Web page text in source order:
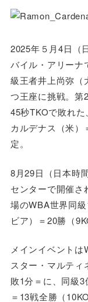
2025年５月4日（
バイル・アリーナ
級王者井上尚弥（
つ王座に挑戦。第
45秒TKOで敗れ
カルデナス（米
定。
8月29日（日本時
センターで開催
場のWBA世界同
ビア）＝20勝（
メインイベント
スター・マルテ
敗1分＝に、同級3
＝13戦全勝（